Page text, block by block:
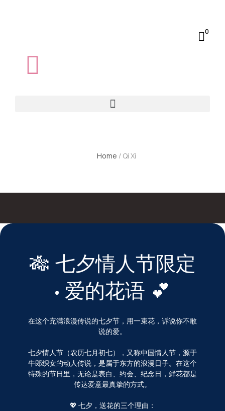
0
Home / Qi Xi
🎋 七夕情人节限定
· 爱的花语 💕
在这个充满浪漫传说的七夕节，用一束花，诉说你不敢
说的爱。
七夕情人节（农历七月初七），又称中国情人节，源于
牛郎织女的动人传说，是属于东方的浪漫日子。在这个
特殊的节日里，无论是表白、约会、纪念日，鲜花都是
传达爱意最真挚的方式。
💖 七夕，送花的三个理由：